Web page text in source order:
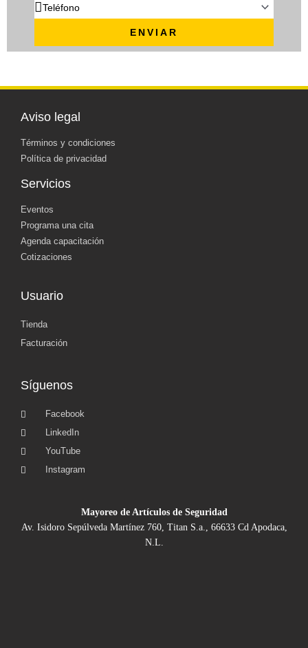
ENVIAR
Aviso legal
Términos y condiciones
Política de privacidad
Servicios
Eventos
Programa una cita
Agenda capacitación
Cotizaciones
Usuario
Tienda
Facturación
Síguenos
Facebook
LinkedIn
YouTube
Instagram
Mayoreo de Artículos de Seguridad
Av. Isidoro Sepúlveda Martínez 760, Titan S.a., 66633 Cd Apodaca,
N.L.